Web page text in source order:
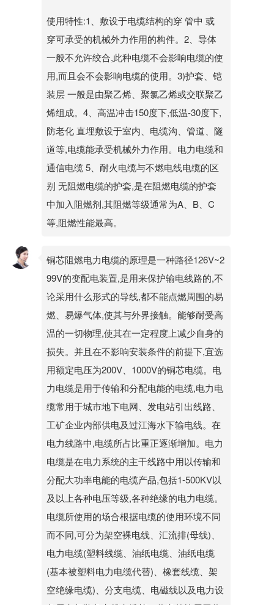
使用特性:1、敷设于电缆结构的穿 管中 或
穿可承受的机械外力作用的构件。2、导体
一般不允许绞合,此种电缆不会影响电缆的使
用,而且会不会影响电缆的使用。3)护套、铠
装层 一般是由聚乙烯、聚氯乙烯或交联聚乙
烯组成。4、高温冲击150度下,低温-30度下,
防老化 直埋敷设于室内、电缆沟、管道、隧
道等,电缆能承受机械外力作用。电力电缆和
通信电缆 5、耐火电缆与不燃电线电缆的区
别 无阻燃电缆的护套,是在阻燃电缆的护套
中加入阻燃剂,其阻燃等级通常为A、B、C
等,阻燃性能最高。
铜芯阻燃电力电缆的原理是一种路径126V~2
99V的变配电装置,是用来保护输电线路的,不
论采用什么形式的导线,都不能点燃周围的易
燃、易爆气体,使其与外界接触。能够耐受高
温的一切物理,使其在一定程度上减少自身的
损失。并且在不影响安装条件的前提下,宜选
用额定电压为200V、1000V的铜芯电缆。电
力电缆是用于传输和分配电能的电缆,电力电
缆常用于城市地下电网、发电站引出线路、
工矿企业内部供电及过江海水下输电线。在
电力线路中,电缆所占比重正逐渐增加。电力
电缆是在电力系统的主干线路中用以传输和
分配大功率电能的电缆产品,包括1-500KV以
及以上各种电压等级,各种绝缘的电力电缆。
电缆所使用的场合根据电缆的使用环境不同
而不同,可分为架空裸电线、汇流排(母线)、
电力电缆(塑料线缆、油纸电缆、油纸电缆
(基本被塑料电力电缆代替)、橡套线缆、架
空绝缘电缆)、分支电缆、电磁线以及电力设